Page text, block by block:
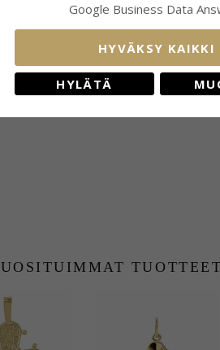
LIITTYVÄT
Google Business Data
HYVÄKSY KAIKKI
HYLÄTÄ